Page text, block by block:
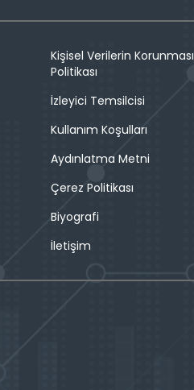
Kişisel Verilerin Korunması
Politikası
İzleyici Temsilcisi
Kullanım Koşulları
Aydınlatma Metni
Çerez Politikası
Biyografi
İletişim